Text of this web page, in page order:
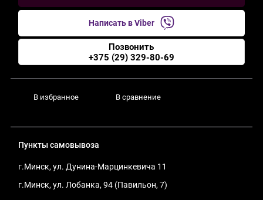
Написать в Viber
Позвонить
+375 (29) 329-80-69
В избранное В сравнение
Пункты самовывоза
г.Минск, ул. Дунина-Марцинкевича 11
г.Минск, ул. Лобанка, 94 (Павильон, 7)